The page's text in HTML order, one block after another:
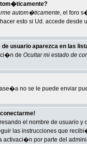
autom�ticamente, el foro
esto si Ud. accede
usuario aparezca en las
de Ocultar mi estado de
no se le puede enviar
el nombre de usuario
las instrucciones que
activaci�n por parte del